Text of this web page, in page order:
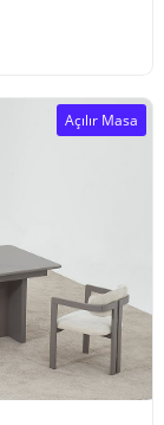
Açılır Masa